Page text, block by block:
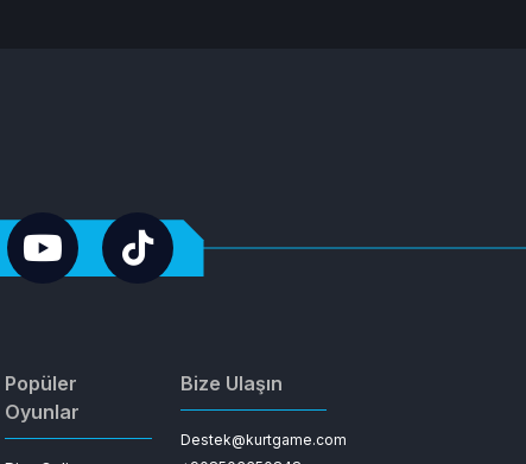
Popüler
Oyunlar
Bize Ulaşın
Destek@kurtgame.com